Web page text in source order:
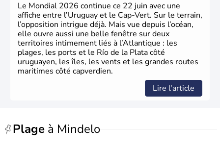
Le Mondial 2026 continue ce 22 juin avec une
affiche entre l’Uruguay et le Cap-Vert. Sur le terrain,
l’opposition intrigue déjà. Mais vue depuis l’océan,
elle ouvre aussi une belle fenêtre sur deux
territoires intimement liés à l’Atlantique : les
plages, les ports et le Río de la Plata côté
uruguayen, les îles, les vents et les grandes routes
maritimes côté capverdien.
Lire l'article
Plage à Mindelo